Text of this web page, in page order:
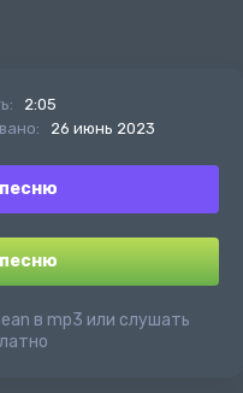
2:05
26 июнь 2023
в mp3 или слушать